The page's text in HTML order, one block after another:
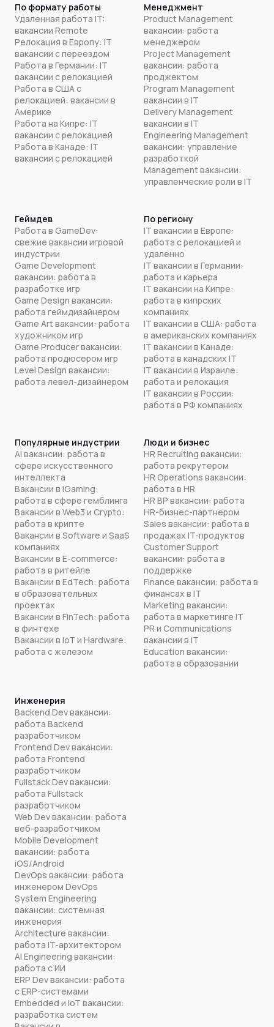
По формату работы
Удаленная работа IT:
вакансии Remote
Релокация в Европу: IT
вакансии с переездом
Работа в Германии: IT
вакансии с релокацией
Работа в США с
релокацией: вакансии в
Америке
Работа на Кипре: IT
вакансии с релокацией
Работа в Канаде: IT
вакансии с релокацией
Менеджмент
Product Management
вакансии: работа
менеджером
Project Management
вакансии: работа
проджектом
Program Management
вакансии в IT
Delivery Management
вакансии в IT
Engineering Management
вакансии: управление
разработкой
Management вакансии:
управленческие роли в IT
Геймдев
Работа в GameDev:
свежие вакансии игровой
индустрии
Game Development
вакансии: работа в
разработке игр
Game Design вакансии:
работа геймдизайнером
Game Art вакансии: работа
художником игр
Game Producer вакансии:
работа продюсером игр
Level Design вакансии:
работа левел-дизайнером
По региону
IT вакансии в Европе:
работа с релокацией и
удаленно
IT вакансии в Германии:
работа и карьера
IT вакансии на Кипре:
работа в кипрских
компаниях
IT вакансии в США: работа
в американских компаниях
IT вакансии в Канаде:
работа в канадских IT
IT вакансии в Израиле:
работа и релокация
IT вакансии в России:
работа в РФ компаниях
Популярные индустрии
AI вакансии: работа в
сфере искусственного
интеллекта
Вакансии в iGaming:
работа в сфере гемблинга
Вакансии в Web3 и Crypto:
работа в крипте
Вакансии в Software и SaaS
компаниях
Вакансии в E-commerce:
работа в ритейле
Вакансии в EdTech: работа
в образовательных
проектах
Вакансии в FinTech: работа
в финтехе
Вакансии в IoT и Hardware:
работа с железом
Люди и бизнес
HR Recruiting вакансии:
работа рекрутером
HR Operations вакансии:
работа в HR
HR BP вакансии: работа
HR-бизнес-партнером
Sales вакансии: работа в
продажах IT-продуктов
Customer Support
вакансии: работа в
поддержке
Finance вакансии: работа в
финансах в IT
Marketing вакансии:
работа в маркетинге IT
PR и Communications
вакансии в IT
Education вакансии:
работа в образовании
Инженерия
Backend Dev вакансии:
работа Backend
разработчиком
Frontend Dev вакансии:
работа Frontend
разработчиком
Fullstack Dev вакансии:
работа Fullstack
разработчиком
Web Dev вакансии: работа
веб-разработчиком
Mobile Development
вакансии: работа
iOS/Android
DevOps вакансии: работа
инженером DevOps
System Engineering
вакансии: системная
инженерия
Architecture вакансии:
работа IT-архитектором
AI Engineering вакансии:
работа с ИИ
ERP Dev вакансии: работа
с ERP-системами
Embedded и IoT вакансии:
разработка систем